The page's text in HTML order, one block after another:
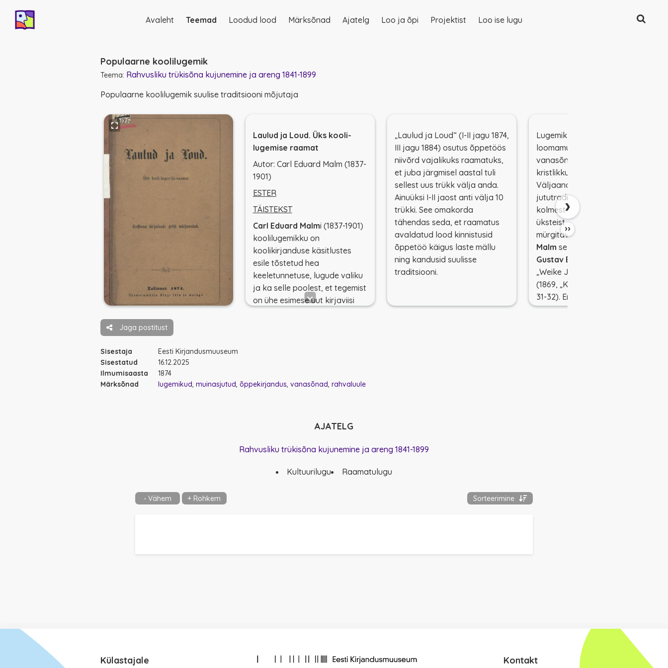
Põhinavigatsioon
Avaleht Teemad Loodud lood Märksõnad Ajatelg Loo ja õpi Projektist Loo ise lugu
Otsing
Populaarne koolilugemik
Teema: Rahvusliku trükisõna kujunemine ja areng 1841-1899
Populaarne koolilugemik suulise traditsiooni mõjutaja
Laulud ja Loud. Üks kooli-
lugemise raamat
Autor: Carl Eduard Malm (1837-
1901)
ESTER
TÄISTEKST
Carl Eduard Malmi (1837-1901)
koolilugemikku on
koolikirjanduse käsitlustes
esile tõstetud hea
keeletunnetuse, lugude valiku
ja ka selle poolest, et tegemist
on ühe esimese uut kirjaviisi
„Laulud ja Loud“ (I-II jagu 1874,
III jagu 1884) osutus õppetöös
niivõrd vajalikuks raamatuks,
et juba järgmisel aastal tuli
sellest uus trükk välja anda.
Ainuüksi I-II jaost anti välja 10
trükki. See omakorda
tähendas seda, et raamatus
avaldatud lood kinnistusid
õppetöö käigus laste mällu
ning kandusid suulisse
traditsiooni.
Lugemik sisaldab
loomamuinasjutte ja valme,
vanasõnu ja keerdküsimusi,
kristlikku õpetust jms.
Väljaande toel on suulisse
jututraditsiooni jõudnud lugu
kolmest röövlist, kes kõik
üksteist ära tapavad või
mürgitavad. Tõenäoliselt on
Malm selle loo laenanud
Gustav Ellerbergi
„Weike Juttotubba Lastele“
(1869, „Kolm mörtsukast“, lk
31-32). Erinev on vaid loo
lõpumoraal, mis Malmi
››
›
Jaga postitust
Sisestaja
Eesti Kirjandusmuuseum
Sisestatud
16.12.2025
Ilmumisaasta
1874
Märksõnad
lugemikud muinasjutud õppekirjandus vanasõnad rahvaluule
AJATELG
Rahvusliku trükisõna kujunemine ja areng 1841-1899
Kultuurilugu Raamatulugu
- Vähem + Rohkem Sorteerimine
Külastajale Kontakt